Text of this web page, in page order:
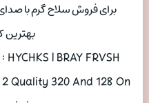
برای فروش سلاح گرم با
| BRAY FRVSH
Quality 320 And 128 On